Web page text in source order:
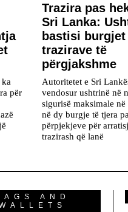
për
Trazira pas
Sri Lanka:
bastisi burgjet
trazirave të
përgjakshme
Autoritetet e Sri
vendosur ushtrinë në
sigurisë maksimale
në dy burgje të tjera
përpjekjeve për
trazirash që lanë
AND